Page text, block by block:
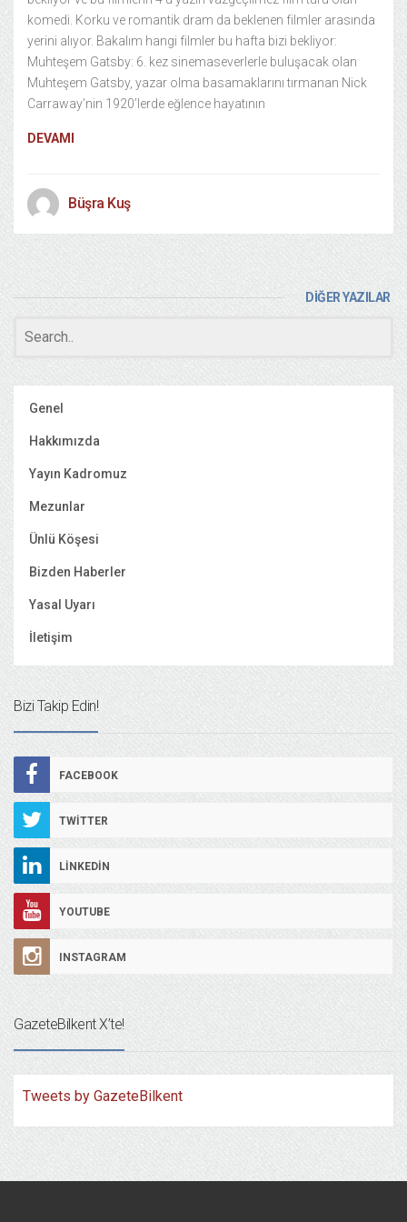
komedi. Korku ve romantik dram da beklenen filmler arasında
yerini alıyor. Bakalım hangi filmler bu hafta bizi bekliyor:
Muhteşem Gatsby: 6. kez sinemaseverlerle buluşacak olan
Muhteşem Gatsby, yazar olma basamaklarını tırmanan Nick
Carraway’nin 1920’lerde eğlence hayatının
DEVAMI
Büşra Kuş
DİĞER YAZILAR
Genel
Hakkımızda
Yayın Kadromuz
Mezunlar
Ünlü Köşesi
Bizden Haberler
Yasal Uyarı
İletişim
Bizi Takip Edin!
FACEBOOK
TWITTER
LINKEDIN
YOUTUBE
INSTAGRAM
GazeteBilkent X’te!
Tweets by GazeteBilkent